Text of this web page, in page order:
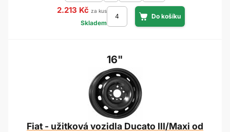
2.213 Kčza kus
Skladem
16"
Fiat - užitková vozidla Ducato III/Maxi od